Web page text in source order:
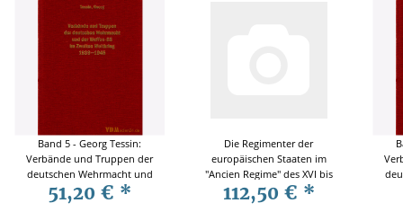
Band 5 - Georg Tessin:
Verbände und Truppen der
deutschen Wehrmacht und
Waffen-SS im Zweiten
Weltkrieg 1939-1945
51,20 € *
Die Regimenter der
europäischen Staaten im
"Ancien Regime" des XVI bis
XVIII Jahrhunderts - Teil 1:
Die Stammlisten - G. Tessin
112,50 € *